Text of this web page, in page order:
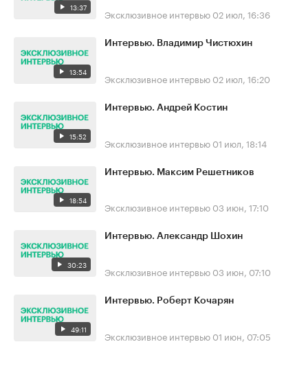
13:37 Эксклюзивное интервью 02 июл, 16:36
13:54
Интервью. Владимир Чистюхин
Эксклюзивное интервью 02 июл, 16:20
15:52
Интервью. Андрей Костин
Эксклюзивное интервью 01 июл, 18:14
18:54
Интервью. Максим Решетников
Эксклюзивное интервью 03 июн, 17:10
30:23
Интервью. Александр Шохин
Эксклюзивное интервью 03 июн, 07:10
49:11
Интервью. Роберт Кочарян
Эксклюзивное интервью 01 июн, 07:05